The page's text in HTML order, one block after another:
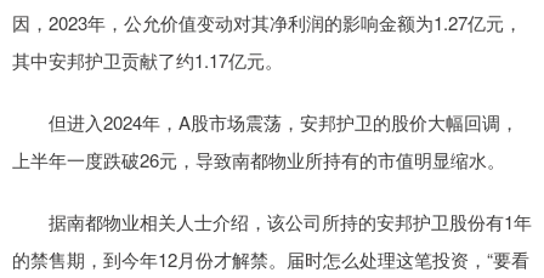
因，2023年，公允价值变动对其净利润的影响金额为1.27亿元，
其中安邦护卫贡献了约1.17亿元。
但进入2024年，A股市场震荡，安邦护卫的股价大幅回调，
上半年一度跌破26元，导致南都物业所持有的市值明显缩水。
据南都物业相关人士介绍，该公司所持的安邦护卫股份有1年
的禁售期，到今年12月份才解禁。届时怎么处理这笔投资，“要看